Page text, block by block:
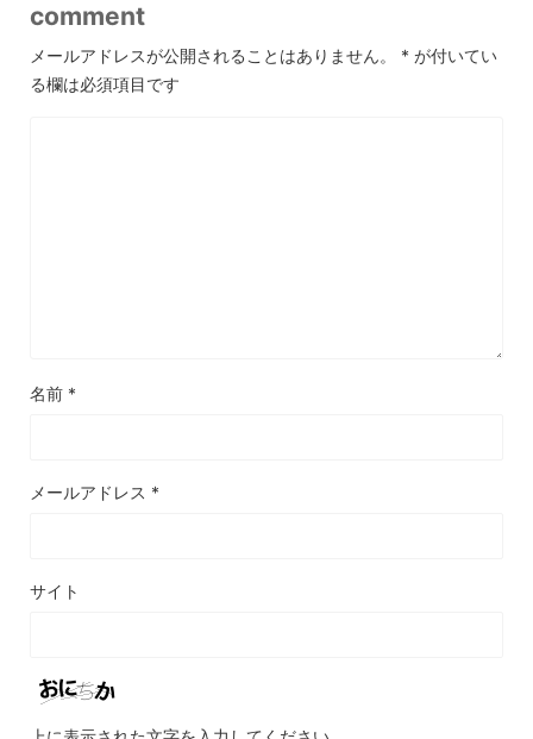
comment
メールアドレスが公開されることはありません。 * が付いてい
る欄は必須項目です
名前 *
メールアドレス *
サイト